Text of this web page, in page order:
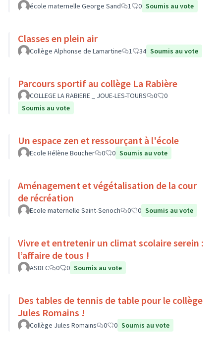
école maternelle George Sand 1 0 Soumis au vote
Classes en plein air
Collège Alphonse de Lamartine 1 34 Soumis au vote
Parcours sportif au collège La Rabière
COLLEGE LA RABIERE _ JOUE-LES-TOURS 0
0
Soumis au vote
Un espace zen et ressourçant à l'école
Ecole Hélène Boucher 0 0 Soumis au vote
Aménagement et végétalisation de la cour
de récréation
Ecole maternelle Saint-Senoch 0 0 Soumis au vote
Vivre et entretenir un climat scolaire serein :
l’affaire de tous !
ASDEC 0 0 Soumis au vote
Des tables de tennis de table pour le collège
Jules Romains !
Collège Jules Romains 0 0 Soumis au vote